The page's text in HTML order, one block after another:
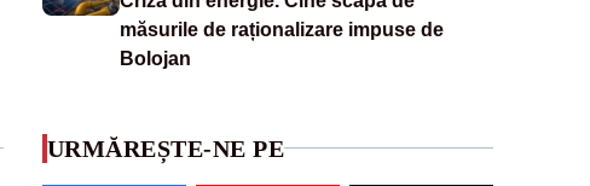
măsurile de raționalizare impuse de
Bolojan
URMĂREȘTE-NE PE